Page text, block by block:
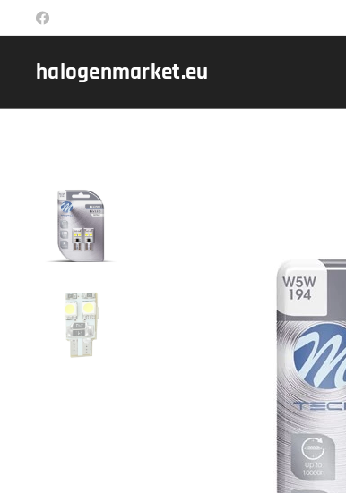
halogenmarket.eu